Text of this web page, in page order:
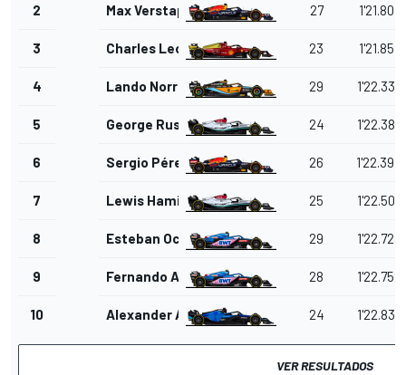
2 Max Verstappen 27 1'21.807
3 Charles Leclerc 23 1'21.857
4 Lando Norris 29 1'22.338
5 George Russell 24 1'22.386
6 Sergio Pérez 26 1'22.394
7 Lewis Hamilton 25 1'22.503
8 Esteban Ocon 29 1'22.728
9 Fernando Alonso 28 1'22.752
10 Alexander Albon 24 1'22.835
VER RESULTADOS